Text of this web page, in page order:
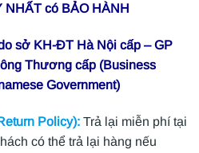
NHẤT có BẢO HÀNH
sở KH-ĐT Hà Nội cấp – GP
Thương cấp (Business
Government)
Policy): Trả lại miễn phí tại
có thể trả lại hàng nếu